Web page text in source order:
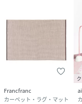
Francfranc
カーペット・ラグ・マット